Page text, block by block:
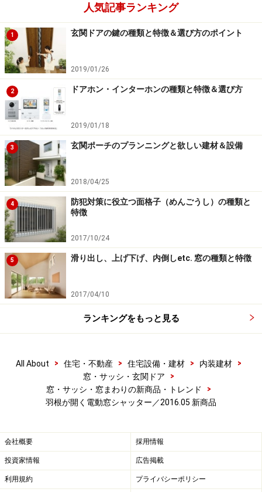
【匿名で優良会社にリフォーム相談！】
ホームプロでリフォーム会社を探す
人気記事ランキング
1 玄関ドアの鍵の種類と特徴＆選び方のポイント
2019/01/26
2 ドアホン・インターホンの種類と特徴＆選び方
2019/01/18
3 玄関ポーチのプランニングと欲しい建材＆設備
2018/04/25
4
防犯対策に役立つ面格子（めんごうし）の種類と
特徴
2017/10/24
5 滑り出し、上げ下げ、内倒しetc. 窓の種類と特徴
2017/04/10
ランキングをもっと見る
All About > 住宅・不動産 > 住宅設備・建材 > 内装建材
>
窓・サッシ・玄関ドア
>
窓・サッシ・窓まわりの新商品・トレンド
>
羽根が開く電動窓シャッター／2016.05 新商品
会社概要 採用情報
投資家情報 広告掲載
利用規約 プライバシーポリシー